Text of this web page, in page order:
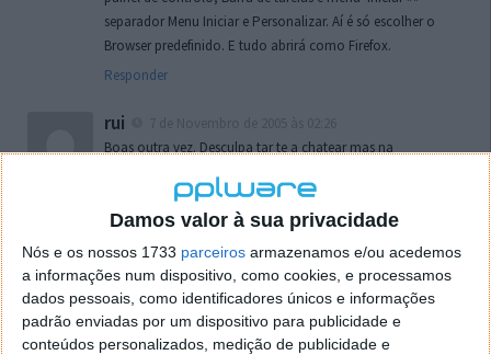
Damos valor à sua privacidade
Nós e os nossos 1733 parceiros armazenamos e/ou acedemos
a informações num dispositivo, como cookies, e processamos
dados pessoais, como identificadores únicos e informações
padrão enviadas por um dispositivo para publicidade e
conteúdos personalizados, medição de publicidade e
separador Menu Iniciar e Personalizar. Aí é só escolher o
Browser predefinido. E tudo abrirá como Firefox.
Responder
rui
Boas outra vez. Desculpa tar te a chatear mas na
o firefox como browser predefenido
de control tudo e nada. Tou a comecar a desesperar, ate ja
tentei apagar o explorer na tentativa de forçar o uso do
firefox mas em vao. Kaso te lembres de outra dica fico
agradecido, caso contrario obrigado a mesma
Responder